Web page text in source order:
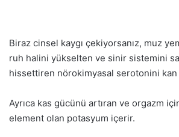
Biraz cinsel kaygı çekiyorsanız, muz
ruh halini yükselten ve sinir sistemini
hissettiren nörokimyasal serotonini kan
Ayrıca kas gücünü artıran ve orgazm
element olan potasyum içerir.